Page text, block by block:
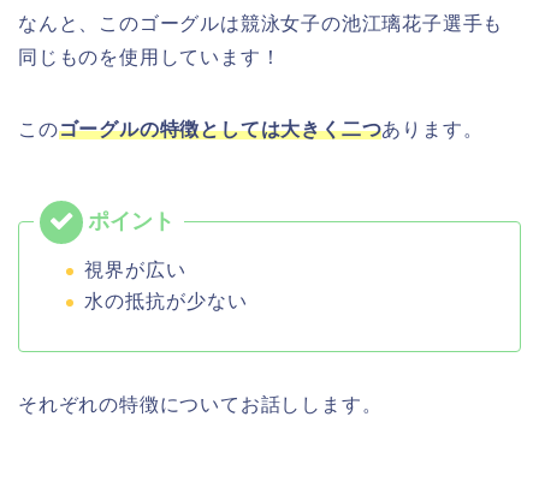
なんと、このゴーグルは競泳女子の池江璃花子選手も
同じものを使用しています！
このゴーグルの特徴としては大きく二つあります。
視界が広い
水の抵抗が少ない
それぞれの特徴についてお話しします。